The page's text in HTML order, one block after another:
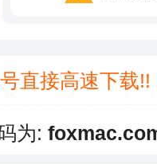
号直接高速下
为: